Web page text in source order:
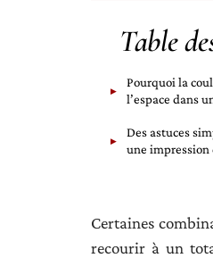
Table
Pourquoi la
l’espace dans
Des astuces
une impression
Certaines
recourir à un